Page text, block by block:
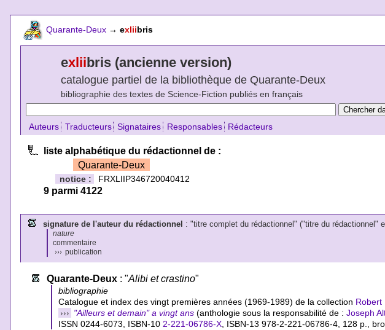
Quarante-Deux → exliibris
exliibris (ancienne version)
catalogue partiel de la bibliothèque de Quarante-Deux
bibliographie des textes de Science-Fiction publiés en français
Auteurs Traducteurs Signataires Responsables Rédacteurs
liste alphabétique du rédactionnel de :
Quarante-Deux
notice : FRXLIIP346720040412
9 parmi 4122
signature de l'auteur du rédactionnel : "titre complet du rédactionnel" ("titre du rédactionnel"
nature
commentaire
››› publication
Quarante-Deux : "Alibi et crastino"
bibliographie
Catalogue et index des vingt premières années (1969-1989) de la collection Robert
››› "Ailleurs et demain" a vingt ans (anthologie sous la responsabilité de :Joseph
ISSN 0244-6073, ISBN-102-221-06786-X, ISBN-13 978-2-221-06786-4, 128 p.,